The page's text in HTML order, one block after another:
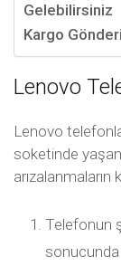
Gelebilirsiniz
Kargo
Lenovo
Lenovo
soketinde
arızalanmaların
Telefonun